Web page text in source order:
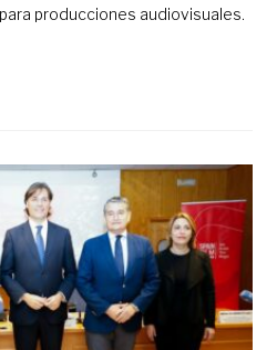
producciones audiovisuales.